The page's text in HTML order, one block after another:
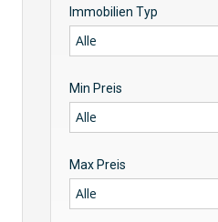
Immobilien Typ
Alle
Min Preis
Alle
Max Preis
Alle